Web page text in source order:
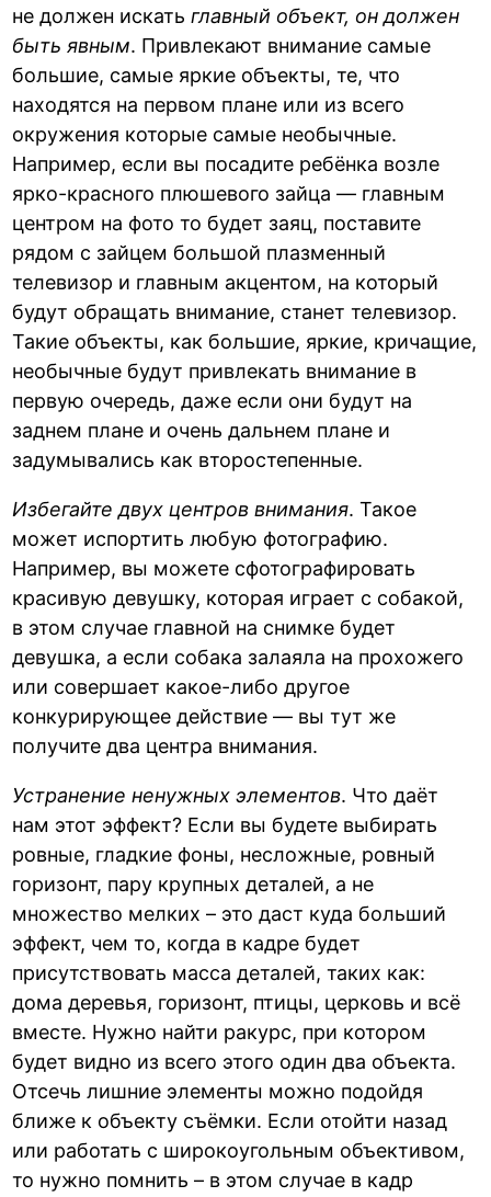
не должен искатьглавный объект, он должен
быть явным. Привлекают внимание самые
большие, самые яркие объекты, те, что
находятся на первом плане или из всего
окружения которые самые необычные.
Например, если вы посадите ребёнка возле
ярко-красного плюшевого зайца — главным
центром на фото то будет заяц, поставите
рядом с зайцем большой плазменный
телевизор и главным акцентом, на который
будут обращать внимание, станет телевизор.
Такие объекты, как большие, яркие, кричащие,
необычные будут привлекать внимание в
первую очередь, даже если они будут на
заднем плане и очень дальнем плане и
задумывались как второстепенные.
Избегайте двух центров внимания. Такое
может испортить любую фотографию.
Например, вы можете сфотографировать
красивую девушку, которая играет с собакой,
в этом случае главной на снимке будет
девушка, а если собака залаяла на прохожего
или совершает какое-либо другое
конкурирующее действие — вы тут же
получите два центра внимания.
Устранение ненужных элементов. Что даёт
нам этот эффект? Если вы будете выбирать
ровные, гладкие фоны, несложные, ровный
горизонт, пару крупных деталей, а не
множество мелких – это даст куда больший
эффект, чем то, когда в кадре будет
присутствовать масса деталей, таких как:
дома деревья, горизонт, птицы, церковь и всё
вместе. Нужно найти ракурс, при котором
будет видно из всего этого один два объекта.
Отсечь лишние элементы можно подойдя
ближе к объекту съёмки. Если отойти назад
или работать с широкоугольным объективом,
то нужно помнить – в этом случае в кадр